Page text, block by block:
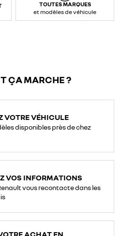
TOUTES MARQUES
et modèles de véhicule
ÇA MARCHE ?
VOTRE VÉHICULE
disponibles près de chez
VOS INFORMATIONS
vous recontacte dans les